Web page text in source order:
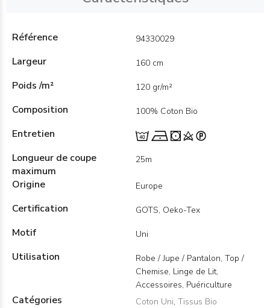
Référence 94330029
Largeur 160 cm
Poids /m² 120 gr/m²
Composition 100% Coton Bio
Entretien
Longueur de coupe
maximum
25m
Origine Europe
Certification GOTS, Oeko-Tex
Motif Uni
Utilisation
Robe / Jupe / Pantalon, Top /
Chemise, Linge de Lit,
Accessoires, Puériculture
Catégories Coton Uni, Tissus Bio